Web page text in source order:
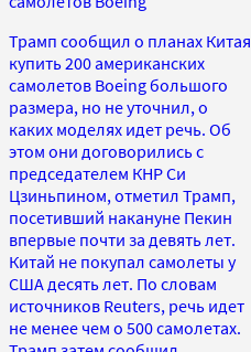
Трамп сообщил о планах Китая
купить 200 американских
самолетов Boeing большого
размера, но не уточнил, о
каких моделях идет речь. Об
этом они договорились с
председателем КНР Си
Цзиньпином, отметил Трамп,
посетивший накануне Пекин
впервые почти за девять лет.
Китай не покупал самолеты у
США десять лет. По словам
источников Reuters, речь идет
не менее чем о 500 самолетах.